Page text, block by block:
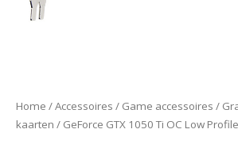
Home /Accessoires / Game accessoires /
kaarten / GeForce GTX 1050 Ti OC Low